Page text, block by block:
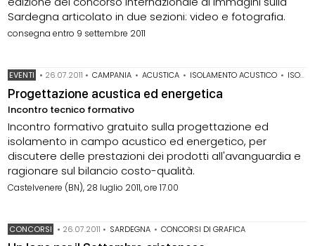
Sardegna articolato in due sezioni: video e fotografia.
consegna entro 9 settembre 2011
EVENTI • 26.07.2011 • CAMPANIA • ACUSTICA • ISOLAMENTO ACUSTICO • ISOLAMENTO TERMICO
Progettazione acustica ed energetica
Incontro tecnico formativo
Incontro formativo gratuito sulla progettazione ed
isolamento in campo acustico ed energetico, per
discutere delle prestazioni dei prodotti all'avanguardia e
ragionare sul bilancio costo-qualità.
Castelvenere (BN), 28 luglio 2011, ore 17.00
CONCORSI • 26.07.2011 • SARDEGNA • CONCORSI DI GRAFICA